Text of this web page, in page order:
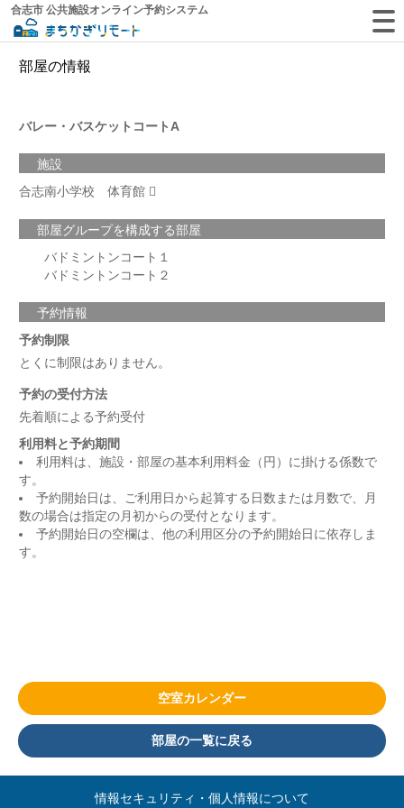
合志市 公共施設オンライン予約システム
部屋の情報
バレー・バスケットコートA
施設
合志南小学校 体育館
部屋グループを構成する部屋
バドミントンコート１
バドミントンコート２
予約情報
予約制限
とくに制限はありません。
予約の受付方法
先着順による予約受付
利用料と予約期間
利用料は、施設・部屋の基本利用料金（円）に掛ける係数で
す。
予約開始日は、ご利用日から起算する日数または月数で、月
数の場合は指定の月初からの受付となります。
予約開始日の空欄は、他の利用区分の予約開始日に依存しま
す。
部屋の一覧に戻る
空室カレンダー
情報セキュリティ・個人情報について